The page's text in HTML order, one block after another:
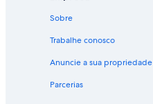
Sobre
Trabalhe conosco
Anuncie a sua propriedade
Parcerias